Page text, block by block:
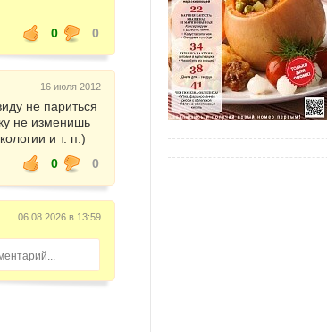
0
0
16 июля 2012
не париться
не изменишь
и т. п.)
0
0
06.08.2026 в 13:59